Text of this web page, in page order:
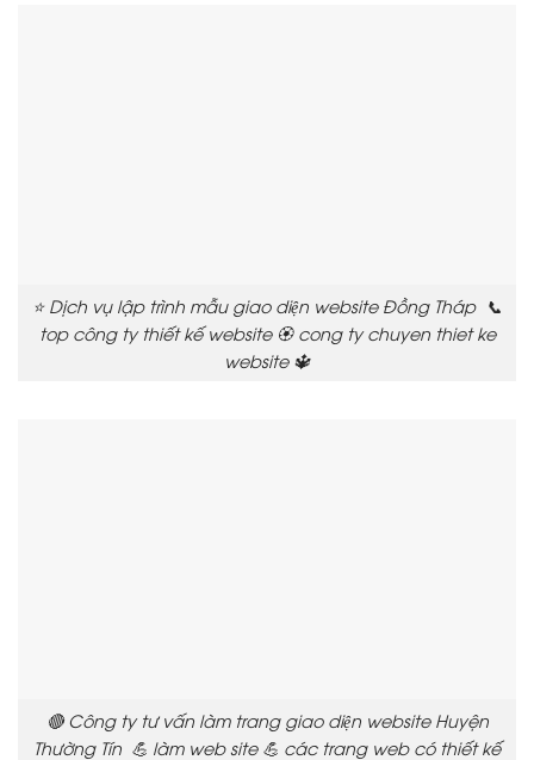
⭐ Dịch vụ lập trình mẫu giao diện website Đồng Tháp 📞
top công ty thiết kế website 🏵️ cong ty chuyen thiet ke
website 🔱
🔴 Công ty tư vấn làm trang giao diện website Huyện
Thường Tín 💪 làm web site 💪 các trang web có thiết kế